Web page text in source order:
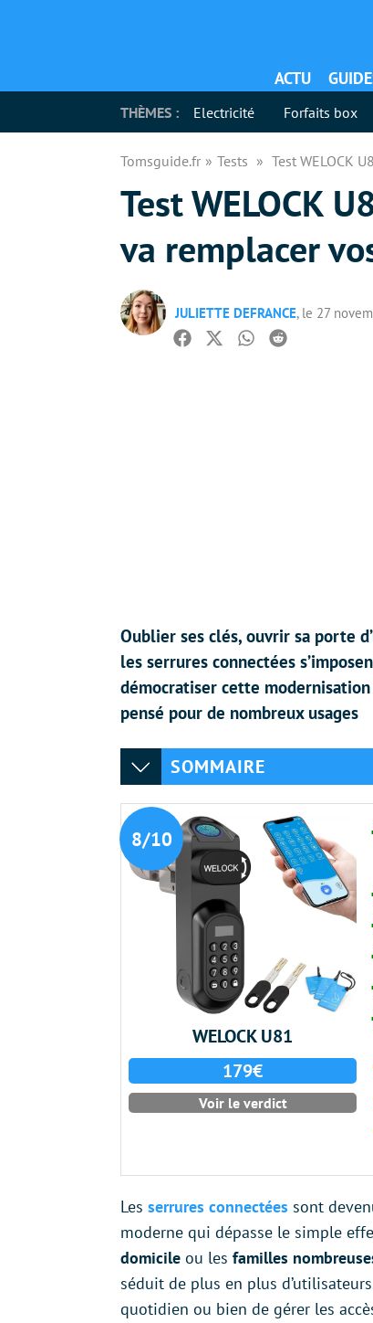
ACTU
THÈMES : Electricité Forfaits box
Tomsguide.fr Tests Test WELOCK
Test WELOCK
va remplacer
JULIETTE DEFRANCE, le 27
Facebook
TwitterWhatsapp
Reddit
Oublier ses clés, ouvrir sa porte
les serrures connectées
démocratiser cette
pensé pour de nombreux usages
SOMMAIRE
8/10
WELOCK U81
179€
Voir le verdict
Les serrures connectées sont
moderne qui dépasse le simple
domicile ou les familles
séduit de plus en plus
quotidien ou bien de gérer les